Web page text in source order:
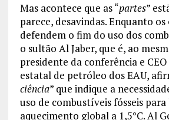
Mas acontece que as “partes”
parece, desavindas. Enquanto os
defendem o fim do uso dos
o sultão Al Jaber, que é, ao
presidente da conferência e
estatal de petróleo dos EAU,
ciência” que indique a
uso de combustíveis fósseis
aquecimento global a 1,5°C. Al